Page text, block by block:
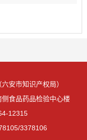
安市知识产权局）
食品药品检验中心楼
12315
3378106